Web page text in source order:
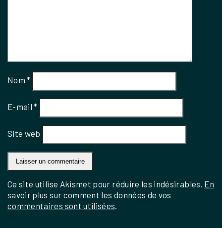
Nom*
E-mail*
Site web
Ce site utilise Akismet pour réduire les indésirables. En
savoir plus sur comment les données de vos
commentaires sont utilisées.